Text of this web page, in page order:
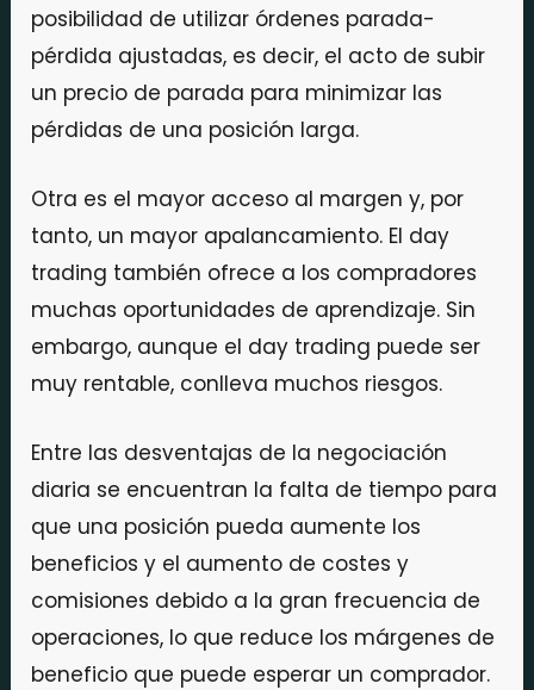
posibilidad de utilizar órdenes parada-
pérdida ajustadas, es decir, el acto de subir
un precio de parada para minimizar las
pérdidas de una posición larga.
Otra es el mayor acceso al margen y, por
tanto, un mayor apalancamiento. El day
trading también ofrece a los compradores
muchas oportunidades de aprendizaje. Sin
embargo, aunque el day trading puede ser
muy rentable, conlleva muchos riesgos.
Entre las desventajas de la negociación
diaria se encuentran la falta de tiempo para
que una posición pueda aumente los
beneficios y el aumento de costes y
comisiones debido a la gran frecuencia de
operaciones, lo que reduce los márgenes de
beneficio que puede esperar un comprador.